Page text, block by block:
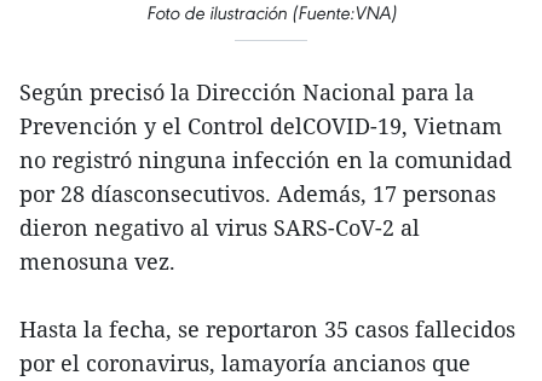
Foto de ilustración (Fuente:VNA)
Según precisó la Dirección Nacional para la
Prevención y el Control delCOVID-19, Vietnam
no registró ninguna infección en la comunidad
por 28 díasconsecutivos. Además, 17 personas
dieron negativo al virus SARS-CoV-2 al
menosuna vez.
Hasta la fecha, se reportaron 35 casos fallecidos
por el coronavirus, lamayoría ancianos que